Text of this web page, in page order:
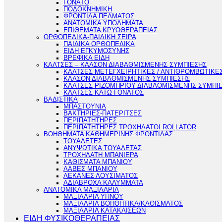
ΓΟΝΑΤΟ
ΠΟΔΟΚΝΗΜΙΚΗ
ΦΡΟΝΤΙΔΑ ΠΕΛΜΑΤΟΣ
ΑΝΑΤΟΜΙΚΑ ΥΠΟΔΗΜΑΤΑ
ΕΠΙΘΕΜΑΤΑ ΚΡΥΟΘΕΡΑΠΕΙΑΣ
ΟΡΘΟΠΕΔΙΚΑ-ΠΑΙΔΙΚΗ ΣΕΙΡΑ
ΠΑΙΔΙΚΑ ΟΡΘΟΠΕΔΙΚΑ
ΕΙΔΗ ΕΓΚΥΜΟΣΥΝΗΣ
ΒΡΕΦΙΚΑ ΕΙΔΗ
ΚΑΛΤΣΕΣ – ΚΑΛΣΟΝ ΔΙΑΒΑΘΜΙΣΜΕΝΗΣ ΣΥΜΠΙΕΣΗΣ
ΚΑΛΤΣΕΣ ΜΕΤΕΓΧΕΙΡΗΤΙΚΕΣ /
ΚΑΛΣΟΝ ΔΙΑΒΑΘΜΙΣΜΕΝΗΣ ΣΥΜΠΙΕΣΗΣ
ΚΑΛΤΣΕΣ ΡΙΖΟΜΗΡΙΟΥ ΔΙΑΒΑΘΜΙΣΜΕΝΗΣ
ΚΑΛΤΣΕΣ ΚΑΤΩ ΓΟΝΑΤΟΣ
ΒΑΔΙΣΤΙΚΑ
ΜΠΑΣΤΟΥΝΙΑ
ΒΑΚΤΗΡΙΕΣ-ΠΑΤΕΡΙΤΣΕΣ
ΠΕΡΙΠΑΤΗΤΗΡΕΣ
ΠΕΡΙΠΑΤΗΤΗΡΕΣ ΤΡΟΧΗΛΑΤΟΙ ROLLATOR
ΒΟΗΘΗΜΑΤΑ ΚΑΘΗΜΕΡΙΝΗΣ ΦΡΟΝΤΙΔΑΣ
ΤΟΥΑΛΕΤΕΣ
ΑΝΥΨΩΤΙΚΑ ΤΟΥΑΛΕΤΑΣ
ΤΡΟΧΗΛΑΤΗ ΜΠΑΝΙΕΡΑ
ΚΑΘΙΣΜΑΤΑ ΜΠΑΝΙΟΥ
ΛΑΒΕΣ ΜΠΑΝΙΟΥ
ΛΕΚΑΝΕΣ ΛΟΥΣΙΜΑΤΟΣ
ΑΔΙΑΒΡΟΧΑ ΚΑΛΥΜΜΑΤΑ
ΑΝΑΤΟΜΙΚΑ ΜΑΞΙΛΑΡΙΑ
ΜΑΞΙΛΑΡΙΑ ΥΠΝΟΥ
ΜΑΞΙΛΑΡΙΑ ΒΟΗΘΗΤΙΚΑ/ΚΑΘΙΣΜΑΤΟΣ
ΜΑΞΙΛΑΡΙΑ ΚΑΤΑΚΛΙΣΕΩΝ
ΕΙΔΗ ΦΥΣΙΚΟΘΕΡΑΠΕΙΑΣ